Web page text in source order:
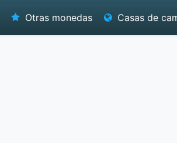
Otras monedas Casas de